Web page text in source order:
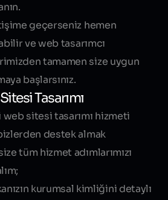
geçerseniz hemen
veweb tasarımcı
tamamen size uygun
başlarsınız.
Tasarımı
sitesi tasarımı hizmeti
destek almak
tüm hizmet adımlarımızı
kurumsal kimliğini detaylı